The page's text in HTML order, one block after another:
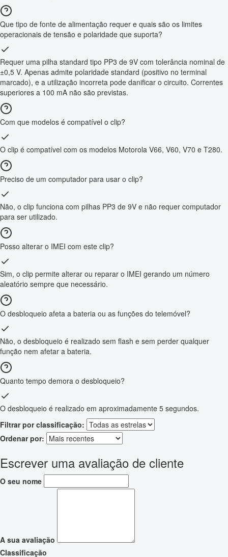
Que tipo de fonte de alimentação requer e quais são os limites
operacionais de tensão e polaridade que suporta?
Requer uma pilha standard tipo PP3 de 9V com tolerância nominal de
±0,5 V. Apenas admite polaridade standard (positivo no terminal
marcado), e a utilização incorreta pode danificar o circuito. Correntes
superiores a 100 mA não são previstas.
Com que modelos é compatível o clip?
O clip é compatível com os modelos Motorola V66, V60, V70 e T280.
Preciso de um computador para usar o clip?
Não, o clip funciona com pilhas PP3 de 9V e não requer computador
para ser utilizado.
Posso alterar o IMEI com este clip?
Sim, o clip permite alterar ou reparar o IMEI gerando um número
aleatório sempre que necessário.
O desbloqueio afeta a bateria ou as funções do telemóvel?
Não, o desbloqueio é realizado sem flash e sem perder qualquer
função nem afetar a bateria.
Quanto tempo demora o desbloqueio?
O desbloqueio é realizado em aproximadamente 5 segundos.
Filtrar por classificação:
Ordenar por:
Escrever uma avaliação de cliente
O seu nome
A sua avaliação
Classificação